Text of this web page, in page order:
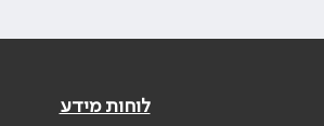
לוחות מידע